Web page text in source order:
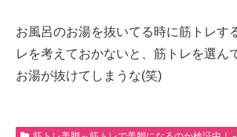
お風呂のお湯を抜いてる時に筋トレす
レを考えておかないと、筋トレを選ん
お湯が抜けてしまうな(笑)